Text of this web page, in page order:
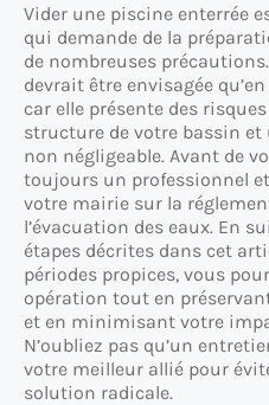
Vider une piscine enterrée
qui demande de la
de nombreuses
devrait être envisagée
car elle présente des
structure de votre bassin
non négligeable. Avant de
toujours un professionnel
votre mairie sur la
l’évacuation des eaux. En
étapes décrites dans cet
périodes propices, vous
opération tout en
et en minimisant votre
N’oubliez pas qu’un
votre meilleur allié pour
solution radicale.